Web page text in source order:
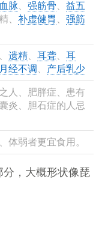
脉 强筋骨
益五
、 补虚健胃
强筋
遗精、 耳聋、 耳
月经不调 产后乳少
人、肥胖症、患有
炎、胆石症的人忌
体弱者更宜食用。
，大概形状像琵